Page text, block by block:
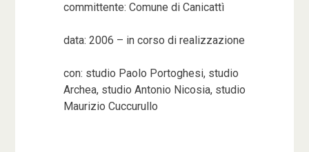
committente: Comune di Canicattì
data: 2006 – in corso di realizzazione
con: studio Paolo Portoghesi, studio
Archea, studio Antonio Nicosia, studio
Maurizio Cuccurullo